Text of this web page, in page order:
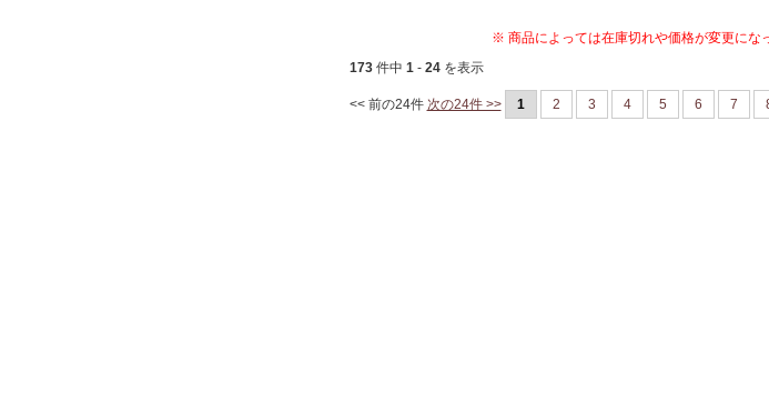
※ 商品によっては在庫切れや価格が変更にな
173件中 1- 24を表示
<< 前の24件 次の24件 >> 1 2 3 4 5 6 7